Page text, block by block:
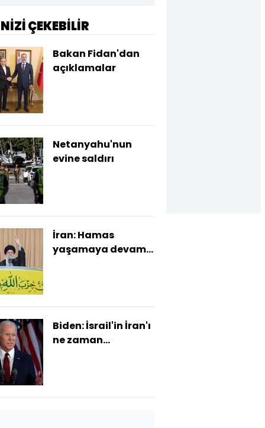
ÇEKEBİLİR
Bakan Fidan'dan
açıklamalar
Netanyahu'nun
evine saldırı
İran: Hamas
yaşamaya devam
Biden: İsrail'in İran'ı
ne zaman